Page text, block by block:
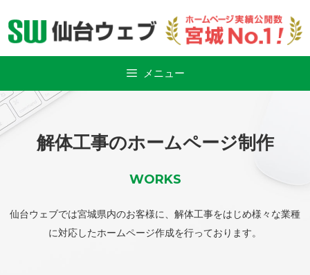
メニュー
解体工事のホームページ制作
WORKS
仙台ウェブでは宮城県内のお客様に、解体工事をはじめ様々な業種
に対応したホームページ作成を行っております。